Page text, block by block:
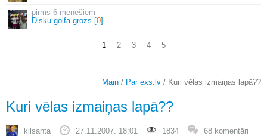
6 mēnešiem
Disku golfa grozs [0]
1 2 3 4 5
Main / Par exs.lv / Kuri vēlas izmaiņas lapā??
Kuri vēlas izmaiņas lapā??
kilsanta 27.11.2007. 18:01 1834 68 komentāri